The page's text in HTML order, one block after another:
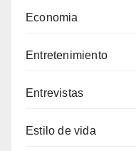
Economia
Entretenimiento
Entrevistas
Estilo de vida